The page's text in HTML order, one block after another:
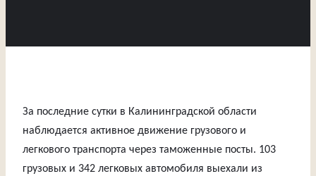
За последние сутки в Калининградской области
наблюдается активное движение грузового и
легкового транспорта через таможенные посты. 103
грузовых и 342 легковых автомобиля выехали из